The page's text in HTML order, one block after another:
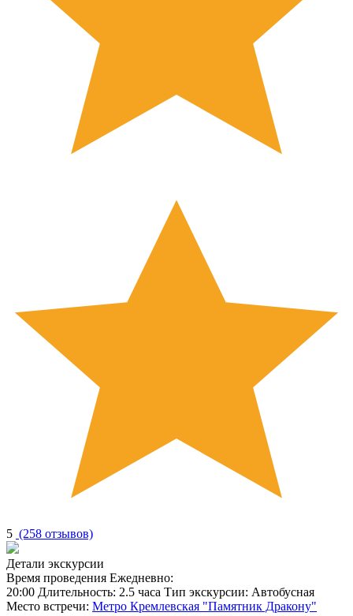
5 (258 отзывов)
Детали экскурсии
Время проведения Ежедневно:
20:00 Длительность: 2.5 часа Тип экскурсии: Автобусная
Место встречи: Метро Кремлевская "Памятник Дракону"